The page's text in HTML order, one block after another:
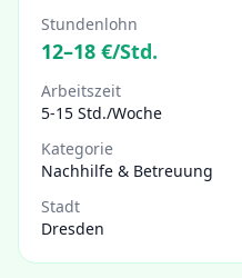
Stundenlohn
12–18 €/Std.
Arbeitszeit
5-15 Std./Woche
Kategorie
Nachhilfe & Betreuung
Stadt
Dresden